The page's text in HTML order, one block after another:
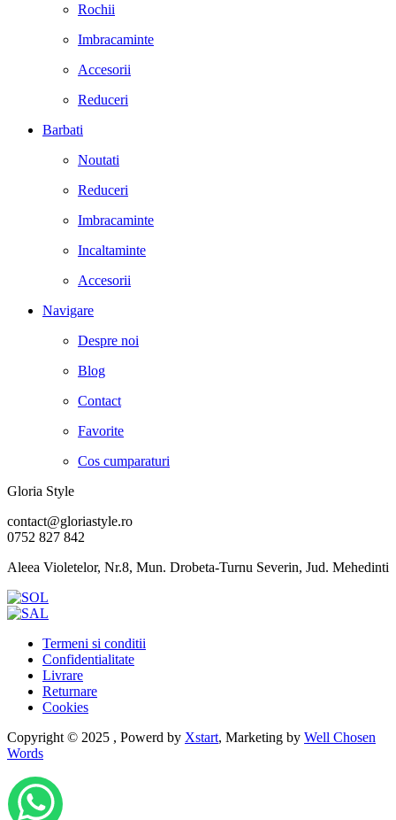
Rochii
Imbracaminte
Accesorii
Reduceri
Barbati
Noutati
Reduceri
Imbracaminte
Incaltaminte
Accesorii
Navigare
Despre noi
Blog
Contact
Favorite
Cos cumparaturi
Gloria Style
contact@gloriastyle.ro
0752 827 842
Aleea Violetelor, Nr.8, Mun. Drobeta-Turnu Severin, Jud. Mehedinti
Termeni si conditii
Confidentialitate
Livrare
Returnare
Cookies
Copyright © 2025 , Powerd by Xstart, Marketing by Well Chosen
Words